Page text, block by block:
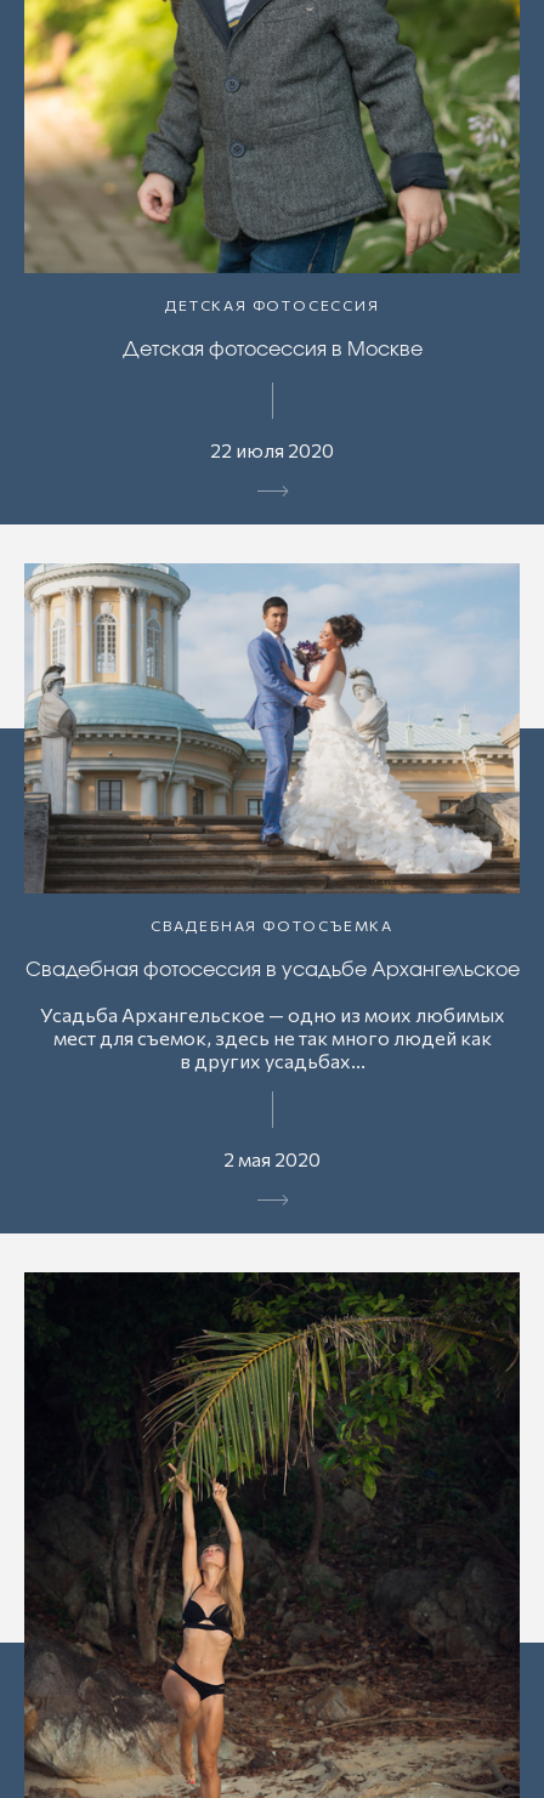
ДЕТСКАЯ ФОТОСЕССИЯ
Детская фотосессия в Москве
22 июля 2020
СВАДЕБНАЯ ФОТОСЪЕМКА
Свадебная фотосессия в усадьбе Архангельское
Усадьба Архангельское — одно из моих любимых
мест для съемок, здесь не так много людей как
в других усадьбах...
2 мая 2020